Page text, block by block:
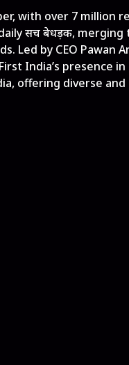
with over 7 million
सच बेधड़क, merging
Led by CEO Pawan
India’s presence in
offering diverse and